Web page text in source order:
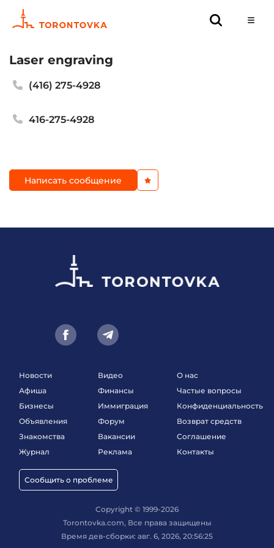
Laser engraving
(416) 275-4928
416-275-4928
Написать сообщение
Новости
Афиша
Бизнесы
Объявления
Знакомства
Журнал
Сообщить о проблеме
Видео
Финансы
Иммиграция
Форум
Вакансии
Реклама
О нас
Частые вопросы
Конфиденциальность
Возврат средств
Соглашение
Контакты
Copyright © 1999-2026
Torontovka.com, Все права защищены
Время дев-сборки: авг. 6, 2026, 20:56:25